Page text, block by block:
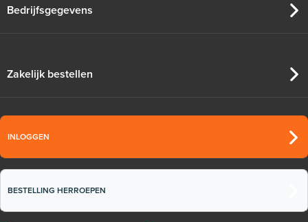
Bedrijfsgegevens
Zakelijk bestellen
INLOGGEN
BESTELLING HERROEPEN